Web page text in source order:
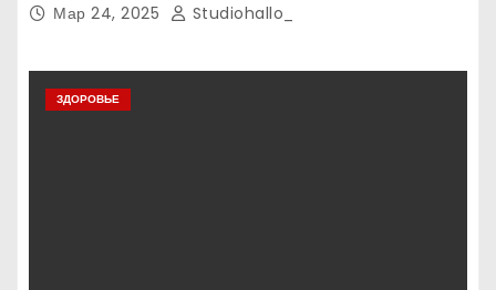
Мар 24, 2025 Studiohallo_
ЗДОРОВЬЕ